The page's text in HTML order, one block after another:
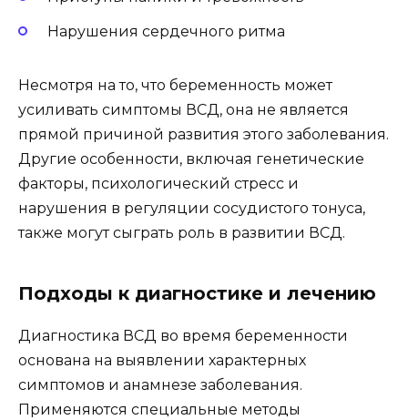
Нарушения сердечного ритма
Несмотря на то, что беременность может
усиливать симптомы ВСД, она не является
прямой причиной развития этого заболевания.
Другие особенности, включая генетические
факторы, психологический стресс и
нарушения в регуляции сосудистого тонуса,
также могут сыграть роль в развитии ВСД.
Подходы к диагностике и лечению
Диагностика ВСД во время беременности
основана на выявлении характерных
симптомов и анамнезе заболевания.
Применяются специальные методы